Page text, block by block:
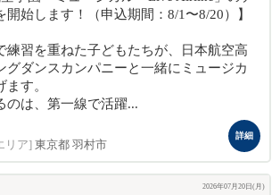
始します！（申込期間：8/1〜8/20）】
練習を重ねた子どもたちが、日本航空高
グダンスカンパニーと一緒にミュージカ
す。
のは、第一線で活躍...
リア] 東京都 羽村市
詳細
2026年07月20日(月)